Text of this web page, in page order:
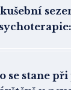
se stane